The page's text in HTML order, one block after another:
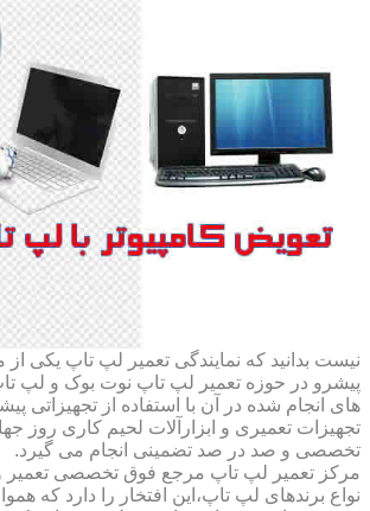
نیست بدانید که نمایندگی تعمیر لپ تاپ یکی
پیشرو در حوزه تعمیر لپ تاپ نوت بوک و
های انجام شده در آن با استفاده از تجهیزاتی
تجهیزات تعمیری و ابزارآلات لحیم کاری روز
تخصصی و صد در صد تضمینی انجام می گیرد.
مرکز تعمیر لپ تاپ مرجع فوق تخصصی
نواع برندهای لپ تاپ،این افتخار را دارد که